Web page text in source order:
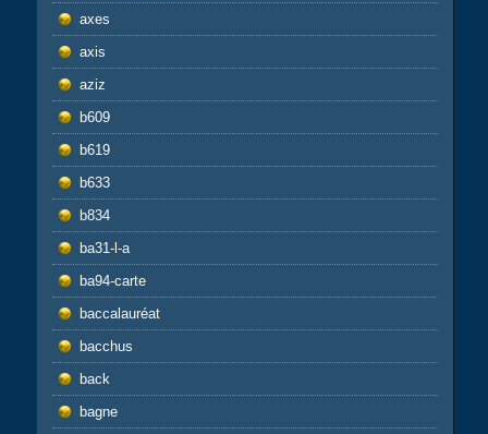
axes
axis
aziz
b609
b619
b633
b834
ba31-l-a
ba94-carte
baccalauréat
bacchus
back
bagne